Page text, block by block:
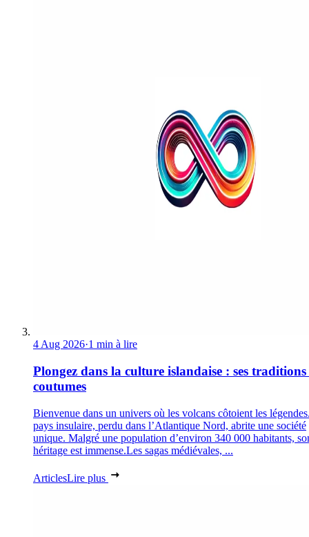
4 Aug 2026·1 min à lire
Plongez dans la culture islandaise : ses traditions
coutumes
Bienvenue dans un univers où les volcans côtoient les
pays insulaire, perdu dans l’Atlantique Nord, abrite une société
unique. Malgré une population d’environ 340 000 habitants,
héritage est immense.Les sagas médiévales, ...
ArticlesLire plus